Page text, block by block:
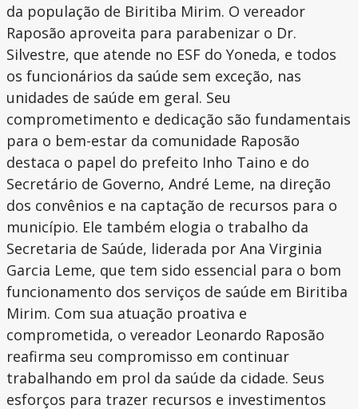
da população de Biritiba Mirim. O vereador
Raposão aproveita para parabenizar o Dr.
Silvestre, que atende no ESF do Yoneda, e todos
os funcionários da saúde sem exceção, nas
unidades de saúde em geral. Seu
comprometimento e dedicação são fundamentais
para o bem-estar da comunidade Raposão
destaca o papel do prefeito Inho Taino e do
Secretário de Governo, André Leme, na direção
dos convênios e na captação de recursos para o
município. Ele também elogia o trabalho da
Secretaria de Saúde, liderada por Ana Virginia
Garcia Leme, que tem sido essencial para o bom
funcionamento dos serviços de saúde em Biritiba
Mirim. Com sua atuação proativa e
comprometida, o vereador Leonardo Raposão
reafirma seu compromisso em continuar
trabalhando em prol da saúde da cidade. Seus
esforços para trazer recursos e investimentos